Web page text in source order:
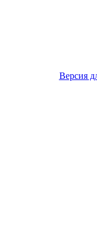
Версия